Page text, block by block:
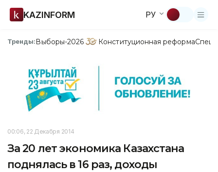
KAZINFORM РУ
Тренды:Выборы-2026 Конституционная реформа
00:06, 22 Декабря 2014
За 20 лет экономика Казахстана
поднялась в 16 раз, доходы